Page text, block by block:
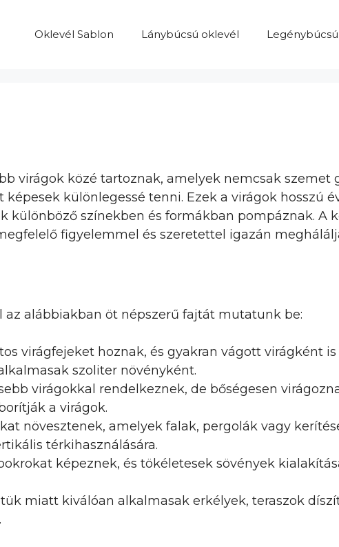
Oklevél Sablon Lánybúcsú oklevél
virágok közé tartoznak, amelyek nemcsak szemet
különlegessé tenni. Ezek a virágok hosszú
különböző színekben és formákban pompáznak. A
figyelemmel és szeretettel igazán
alábbiakban öt népszerű fajtát mutatunk be:
virágfejeket hoznak, és gyakran vágott virágként
szoliter növényként.
virágokkal rendelkeznek, de bőségesen
a virágok.
növesztenek, amelyek falak, pergolák vagy
térkihasználására.
képeznek, és tökéletesek sövények
miatt kiválóan alkalmasak erkélyek, teraszok